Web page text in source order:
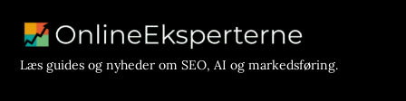
contentLæs guides og nyheder om SEO, AI og markedsføring.